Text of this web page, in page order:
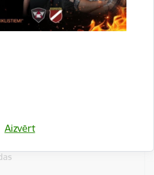
Aizvērt
izmanto vietni.